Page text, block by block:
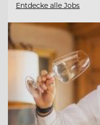
Entdecke alle Jobs